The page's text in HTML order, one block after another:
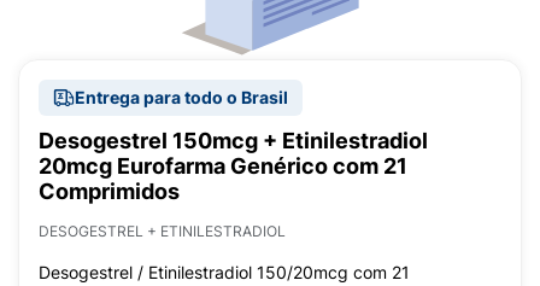
Entrega para todo o Brasil
Desogestrel 150mcg + Etinilestradiol
20mcg Eurofarma Genérico com 21
Comprimidos
DESOGESTREL + ETINILESTRADIOL
Desogestrel / Etinilestradiol 150/20mcg com 21